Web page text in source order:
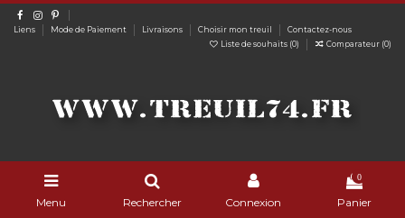
Liens Mode de Paiement Livraisons Choisir mon treuil
Contactez-nous
Liste de souhaits (0) Comparateur (0)
Menu Rechercher Connexion
0
Panier